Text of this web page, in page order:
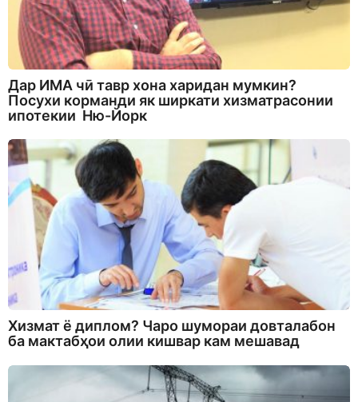
Дар ИМА чӣ тавр хона харидан мумкин?
Посухи корманди як ширкати хизматрасонии
ипотекии Ню-Йорк
Хизмат ё диплом? Чаро шумораи довталабон
ба мактабҳои олии кишвар кам мешавад